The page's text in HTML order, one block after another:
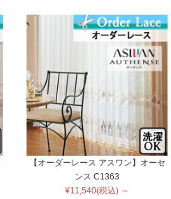
【オーダーレース アスワン】オーセ
ンス C1363
¥11,540(税込) ～